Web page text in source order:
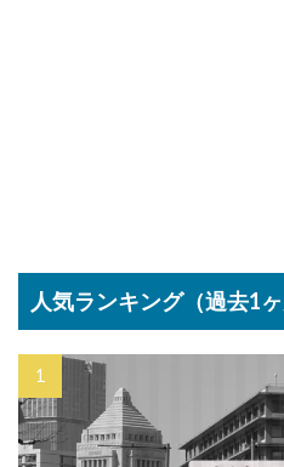
人気ランキング（過去1ヶ